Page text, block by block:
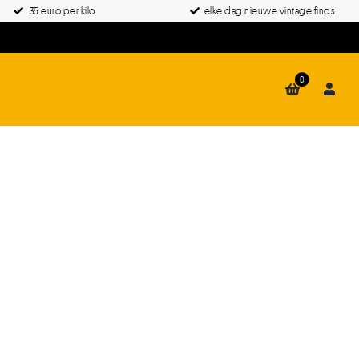
35 euro per kilo elke dag nieuwe vintage finds
0